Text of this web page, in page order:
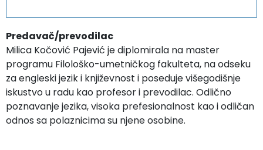
Predavač/prevodilac
Milica Kočović Pajević je diplomirala na master
programu Filološko-umetničkog fakulteta, na odseku
za engleski jezik i književnost i poseduje višegodišnje
iskustvo u radu kao profesor i prevodilac. Odlično
poznavanje jezika, visoka prefesionalnost kao i odličan
odnos sa polaznicima su njene osobine.